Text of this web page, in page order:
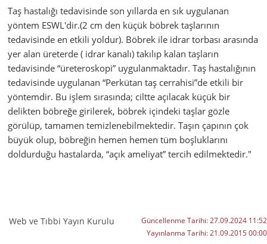
Taş hastalığı tedavisinde son yıllarda en sık uygulanan
yöntem ESWL'dir.(2 cm den küçük böbrek taşlarının
tedavisinde en etkili yoldur). Böbrek ile idrar torbası arasında
yer alan üreterde ( idrar kanalı) takılıp kalan taşların
tedavisinde “üreteroskopi” uygulanmaktadır. Taş hastalığının
tedavisinde uygulanan “Perkütan taş cerrahisi”de etkili bir
yöntemdir. Bu işlem sırasında; ciltte açılacak küçük bir
delikten böbreğe girilerek, böbrek içindeki taşlar gözle
görülüp, tamamen temizlenebilmektedir. Taşın çapının çok
büyük olup, böbreğin hemen hemen tüm boşluklarını
doldurduğu hastalarda, “açık ameliyat” tercih edilmektedir."
Web ve Tıbbi Yayın Kurulu Güncellenme Tarihi:27.09.2024 11:52
Yayınlanma Tarihi:21.09.2015 00:00